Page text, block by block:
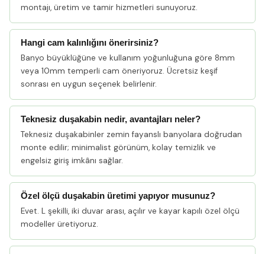
montajı, üretim ve tamir hizmetleri sunuyoruz.
Hangi cam kalınlığını önerirsiniz?
Banyo büyüklüğüne ve kullanım yoğunluğuna göre 8mm
veya 10mm temperli cam öneriyoruz. Ücretsiz keşif
sonrası en uygun seçenek belirlenir.
Teknesiz duşakabin nedir, avantajları neler?
Teknesiz duşakabinler zemin fayanslı banyolara doğrudan
monte edilir; minimalist görünüm, kolay temizlik ve
engelsiz giriş imkânı sağlar.
Özel ölçü duşakabin üretimi yapıyor musunuz?
Evet. L şekilli, iki duvar arası, açılır ve kayar kapılı özel ölçü
modeller üretiyoruz.